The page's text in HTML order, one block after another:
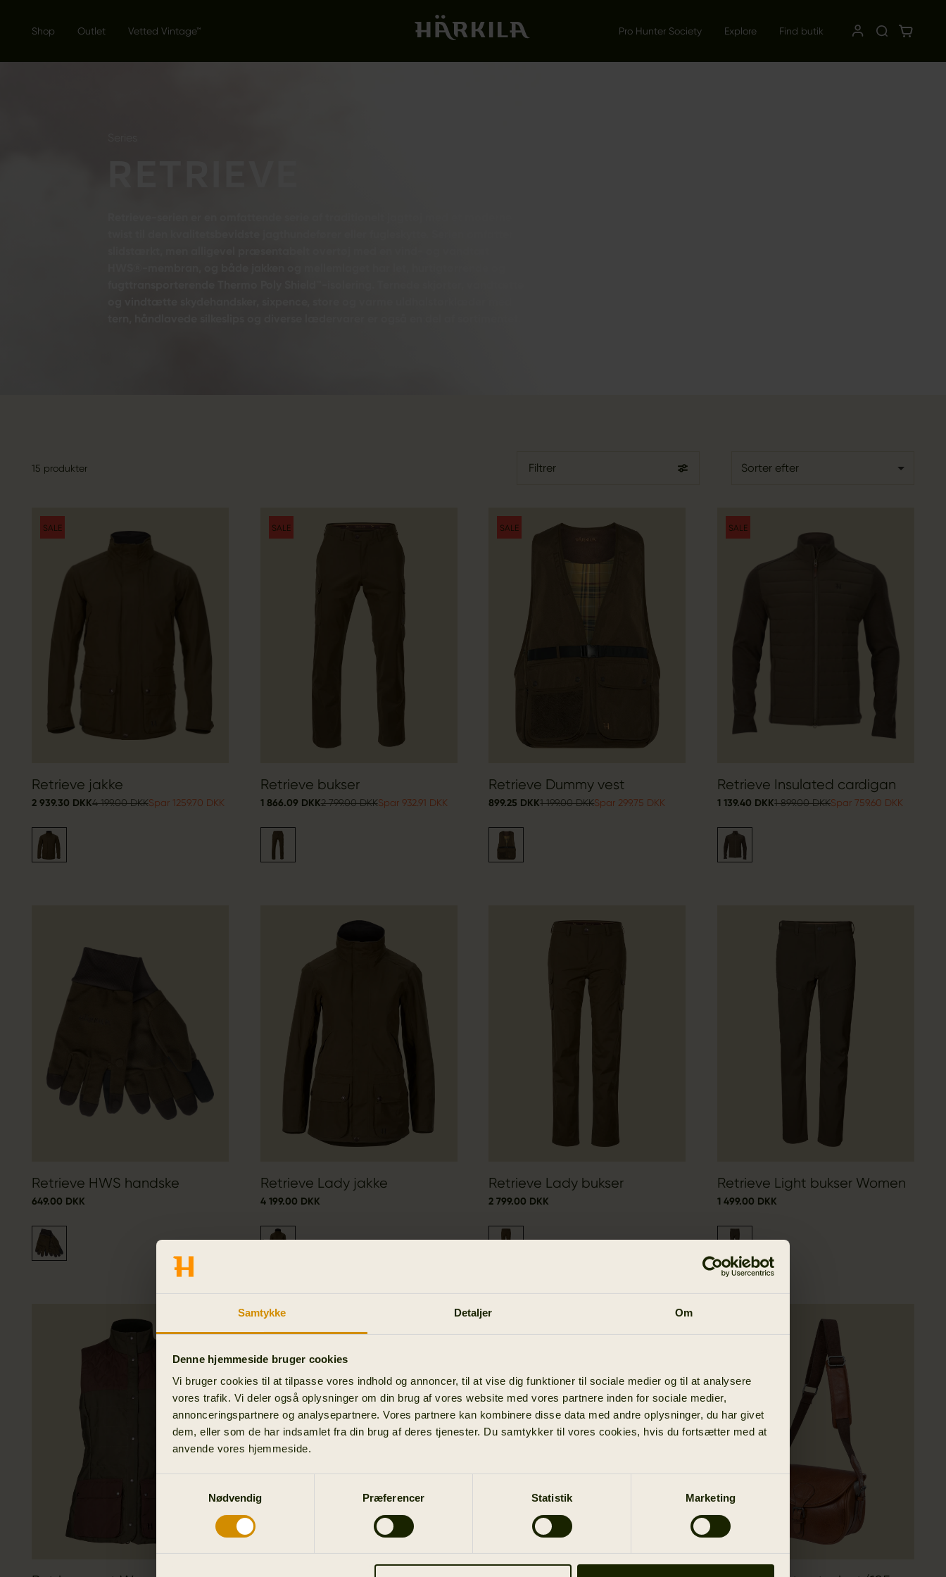
Samtykke Detaljer Om
Denne hjemmeside bruger cookies
Vi bruger cookies til at tilpasse vores indhold og annoncer, til at vise dig funktioner til sociale medier og til at analysere
vores trafik. Vi deler også oplysninger om din brug af vores website med vores partnere inden for sociale medier,
annonceringspartnere og analysepartnere. Vores partnere kan kombinere disse data med andre oplysninger, du har givet
dem, eller som de har indsamlet fra din brug af deres tjenester. Du samtykker til vores cookies, hvis du fortsætter med at
anvende vores hjemmeside.
Nødvendig
Præferencer Statistik Marketing
Shop Outlet Vetted Vintage™ Pro Hunter Society Explore Find butik
15 produkter Filtrer Sorter efter
SALE
Retrieve jakke
2 939.30 DKK4 199.00 DKKSpar 1259.70 DKK
SALE
Retrieve bukser
1 866.09 DKK2 799.00 DKKSpar 932.91 DKK
SALE
Retrieve Dummy vest
899.25 DKK1 199.00 DKKSpar 299.75 DKK
SALE
Retrieve Insulated cardigan
1 139.40 DKK1 899.00 DKKSpar 759.60 DKK
Retrieve HWS handske
649.00 DKK
Retrieve Lady jakke
4 199.00 DKK
Retrieve Lady bukser
2 799.00 DKK
Retrieve Light bukser Women
1 499.00 DKK